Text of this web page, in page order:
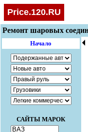
Price.120.RU
Ремонт шаровых
Начало
САЙТЫ МАРОК
🞀